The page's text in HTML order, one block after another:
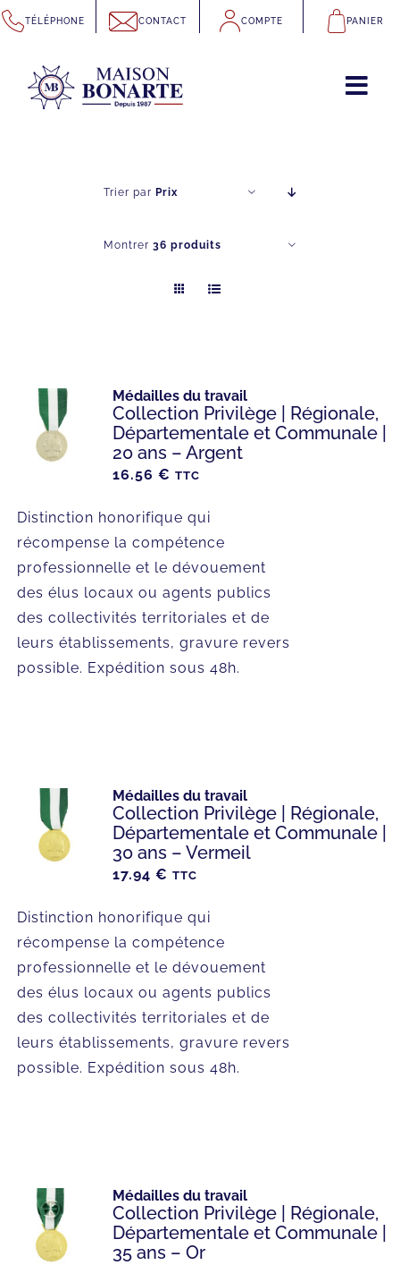
Passer
au
contenu
TÉLÉPHONE CONTACT COMPTE PANIER
Trier par Prix
Montrer 36 produits
Médailles du travail
Collection Privilège | Régionale,
Départementale et Communale |
20 ans – Argent
16.56 € TTC
Distinction honorifique qui
récompense la compétence
professionnelle et le dévouement
des élus locaux ou agents publics
des collectivités territoriales et de
leurs établissements, gravure revers
possible. Expédition sous 48h.
Médailles du travail
Collection Privilège | Régionale,
Départementale et Communale |
30 ans – Vermeil
17.94 € TTC
Distinction honorifique qui
récompense la compétence
professionnelle et le dévouement
des élus locaux ou agents publics
des collectivités territoriales et de
leurs établissements, gravure revers
possible. Expédition sous 48h.
Médailles du travail
Collection Privilège | Régionale,
Départementale et Communale |
35 ans – Or